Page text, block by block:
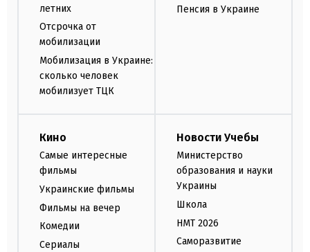
летних
Отсрочка от
мобилизации
Мобилизация в Украине:
сколько человек
мобилизует ТЦК
Пенсия в Украине
Кино
Самые интересные
фильмы
Украинские фильмы
Фильмы на вечер
Комедии
Сериалы
Новости Учебы
Министерство
образования и науки
Украины
Школа
НМТ 2026
Саморазвитие